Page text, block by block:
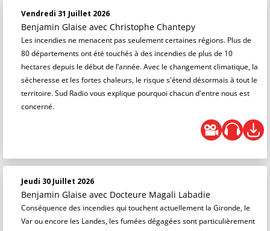
Vendredi 31 Juillet 2026
Benjamin Glaise avec Christophe Chantepy
Les incendies ne menacent pas seulement certaines régions. Plus de
80 départements ont été touchés à des incendies de plus de 10
hectares depuis le début de l’année. Avec le changement climatique, la
sécheresse et les fortes chaleurs, le risque s'étend désormais à tout le
territoire. Sud Radio vous explique pourquoi chacun d'entre nous est
concerné.
Jeudi 30 Juillet 2026
Benjamin Glaise avec Docteure Magali Labadie
Conséquence des incendies qui touchent actuellement la Gironde, le
Var ou encore les Landes, les fumées dégagées sont particulièrement